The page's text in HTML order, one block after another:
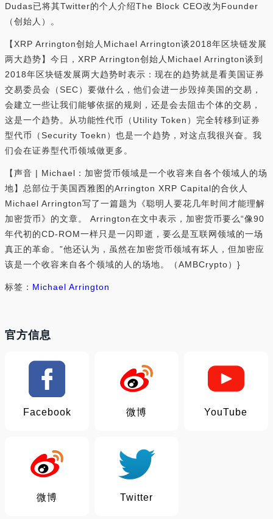
Dudas已将其Twitter的个人介绍The Block CEO改为Founder
（创始人）。
【XRP Arrington创始人Michael Arrington谈2018年区块链发展
两大趋势】今日，XRP Arrington创始人Michael Arrington谈到
2018年区块链发展两大趋势时表示：现在的趋势就是看美国证券
交易委员会（SEC）要做什么，他们会进一步毁掉美国的交易，
会建立一些让我们能够依据的规则，还是会去阻击个体的交易，
这是一个趋势。从功能性代币（Utility Token）完全转移到证券
型代币（Security Toekn）也是一个趋势，对这点我很兴奋。我
们会在证券型代币领域做更多。
【声音 | Michael：加密货币领域是一个收容来自各个领域人的场
地】总部位于美国西雅图的Arrington XRP Capital的合伙人
Michael Arrington写了一篇题为《聪明人要花几年时间才能理解
加密货币》的文章。 Arrington在文中表示，加密货币要么“像90
年代初的CD-ROM一样只是一闪即逝，要么是互联网领域的一场
真正的革命。”他还认为，虽然在加密货币领域有坏人，但加密应
该是一个收容来自各个领域的人的场地。（AMBCrypto）}
标签： Michael Arrington
官方信息
Facebook 微博 YouTube
微博 Twitter